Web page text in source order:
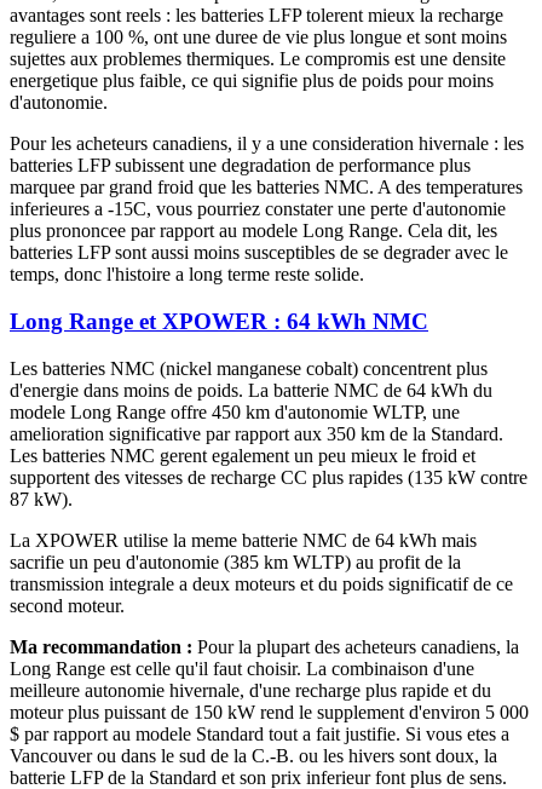
avantages sont reels : les batteries LFP tolerent mieux la recharge
reguliere a 100 %, ont une duree de vie plus longue et sont moins
sujettes aux problemes thermiques. Le compromis est une densite
energetique plus faible, ce qui signifie plus de poids pour moins
d'autonomie.
Pour les acheteurs canadiens, il y a une consideration hivernale : les
batteries LFP subissent une degradation de performance plus
marquee par grand froid que les batteries NMC. A des temperatures
inferieures a -15C, vous pourriez constater une perte d'autonomie
plus prononcee par rapport au modele Long Range. Cela dit, les
batteries LFP sont aussi moins susceptibles de se degrader avec le
temps, donc l'histoire a long terme reste solide.
Long Range et XPOWER : 64 kWh NMC
Les batteries NMC (nickel manganese cobalt) concentrent plus
d'energie dans moins de poids. La batterie NMC de 64 kWh du
modele Long Range offre 450 km d'autonomie WLTP, une
amelioration significative par rapport aux 350 km de la Standard.
Les batteries NMC gerent egalement un peu mieux le froid et
supportent des vitesses de recharge CC plus rapides (135 kW contre
87 kW).
La XPOWER utilise la meme batterie NMC de 64 kWh mais
sacrifie un peu d'autonomie (385 km WLTP) au profit de la
transmission integrale a deux moteurs et du poids significatif de ce
second moteur.
Ma recommandation : Pour la plupart des acheteurs canadiens, la
Long Range est celle qu'il faut choisir. La combinaison d'une
meilleure autonomie hivernale, d'une recharge plus rapide et du
moteur plus puissant de 150 kW rend le supplement d'environ 5 000
$ par rapport au modele Standard tout a fait justifie. Si vous etes a
Vancouver ou dans le sud de la C.-B. ou les hivers sont doux, la
batterie LFP de la Standard et son prix inferieur font plus de sens.